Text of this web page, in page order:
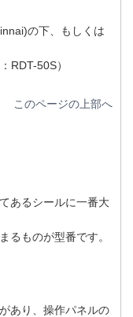
の下、もしくは
RDT-50S）
このページの上部へ
あるシールに一番大
るものが型番です。
あり、操作パネルの